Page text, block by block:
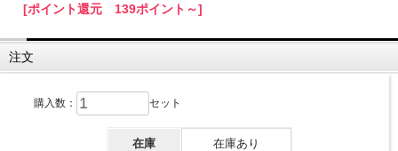
[ポイント還元 139ポイント～]
注文
購入数： セット
在庫 在庫あり